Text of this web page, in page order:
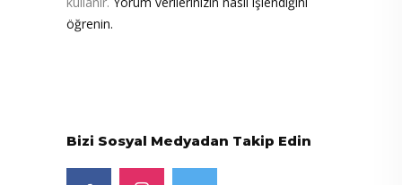
öğrenin.
Bizi Sosyal Medyadan Takip Edin